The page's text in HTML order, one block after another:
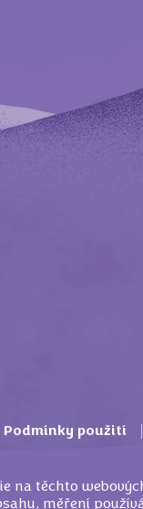
Podmínky použití
na těchto
měření